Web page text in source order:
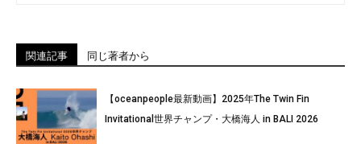
関連記事 同じ著者から
【oceanpeople最新動画】2025年The Twin Fin
Invitational世界チャンプ・大橋海人 in BALI 2026